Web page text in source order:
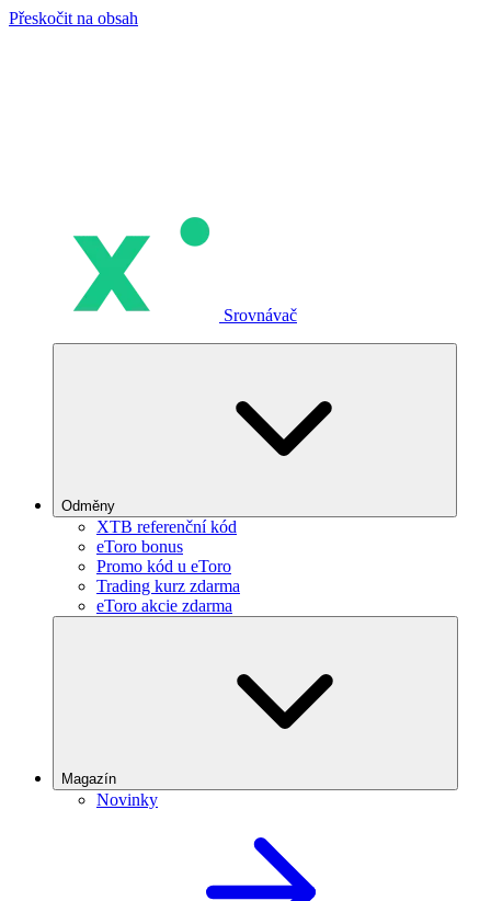
Přeskočit na obsah
Srovnávač
Odměny
XTB referenční kód
eToro bonus
Promo kód u eToro
Trading kurz zdarma
eToro akcie zdarma
Magazín
Novinky